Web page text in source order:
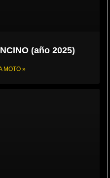
(año 2025)
MOTO »